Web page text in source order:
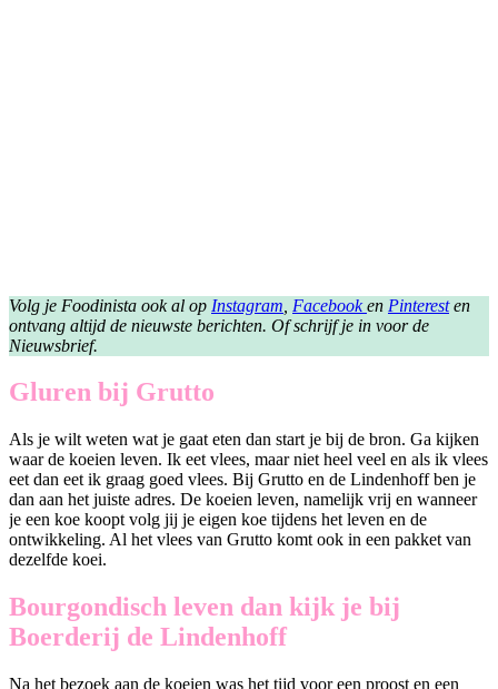
Volg je Foodinista ook al op Instagram Facebooken Pinteresten
ontvang altijd de nieuwste berichten. Of schrijf je in voor de
Nieuwsbrief.
Gluren bij Grutto
Als je wilt weten wat je gaat eten dan start je bij de bron. Ga kijken
waar de koeien leven. Ik eet vlees, maar niet heel veel en als ik vlees
eet dan eet ik graag goed vlees. Bij Grutto en de Lindenhoff ben je
dan aan het juiste adres. De koeien leven, namelijk vrij en wanneer
je een koe koopt volg jij je eigen koe tijdens het leven en de
ontwikkeling. Al het vlees van Grutto komt ook in een pakket van
dezelfde koei.
Bourgondisch leven dan kijk je bij
Boerderij de Lindenhoff
Na het bezoek aan de koeien was het tijd voor een proost en een